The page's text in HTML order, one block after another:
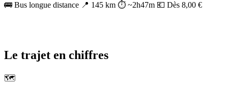
🚌 Bus longue distance 📍 145 km ⏱️ ~2h47m 💶 Dès 8,00 €
Le trajet en chiffres
🗺️